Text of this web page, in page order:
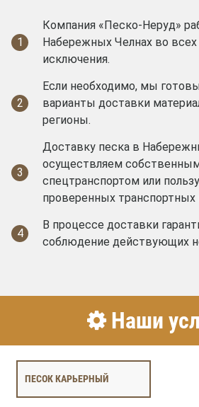
1
Компания «Песко-Неруд»
Набережных Челнах во всех
исключения.
2
Если необходимо, мы
варианты доставки
регионы.
3
Доставку песка в
осуществляем
спецтранспортом или
проверенных транспортных
4
В процессе доставки
соблюдение действующих
Наши
ПЕСОК КАРЬЕРНЫЙ